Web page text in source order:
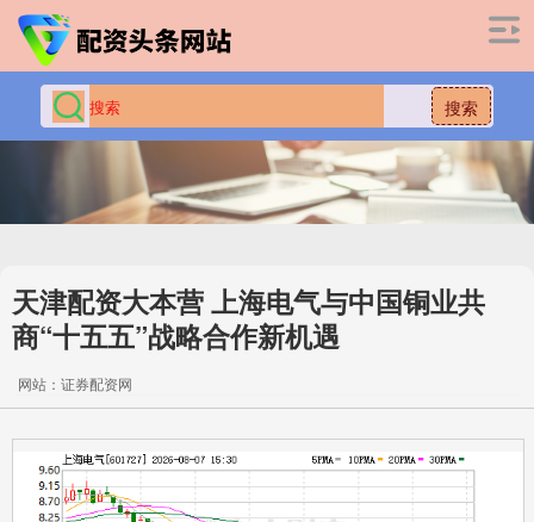
搜索
天津配资大本营 上海电气与中国铜业共
商“十五五”战略合作新机遇
网站：证券配资网